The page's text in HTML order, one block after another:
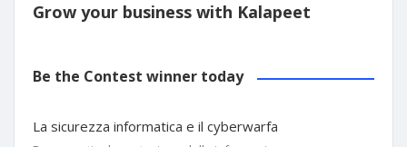
Grow your business with Kalapeet
Be the Contest winner today
La sicurezza informatica e il cyberwarfa